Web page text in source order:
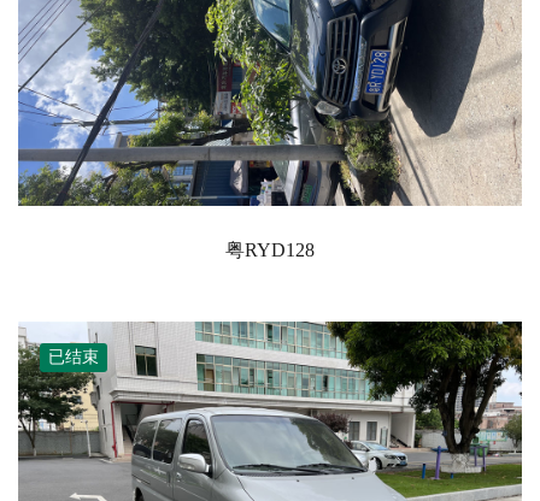
粤RYD128
已结束